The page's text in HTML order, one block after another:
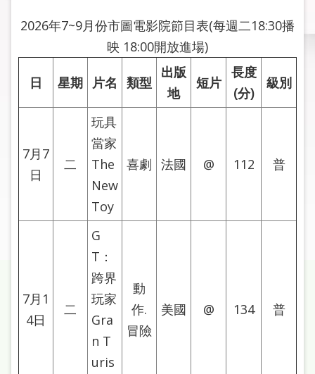
報
導
於
市
線
上
答
加
日 星期 片名 類型
出版
地
短片
長度
(分)
級別
2026年7~9月份市圖電影院節目表(每週二18:30播
映 18:00開放進場)
7月7
日
二
玩具
當家
The
New
Toy
喜劇 法國 @ 112 普
7月1
4日
二
G
T：
跨界
玩家
Gra
n T
uris
動
作.
冒險
美國 @ 134 普